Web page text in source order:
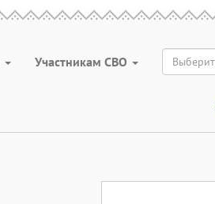
Участникам СВО